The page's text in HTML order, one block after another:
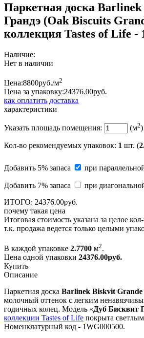
Паркетная доска
Грандэ (Oak Biscuits
коллекция Tastes of Life -
Наличие:
Нет в наличии
Цена:8800руб./м2
Цена за упаковку:24376.00руб.
как оплатить доставка
характеристики
Указать площадь помещения: (м2)
Кол-во рекомендуемых упаковок: 1 шт. (
Добавить 5% запаса при
Добавить 7% запаса
при
ИТОГО: 24376.00руб.
почему такая цена
Итоговая стоимость указана за целое
т.к. продажа ведется только целыми
В каждой упаковке 2.7700 м2.
Цена одной упаковки 24376.00руб.
Купить
Описание
Паркетная доска Barlinek Biskvit Grande
молочный оттенок с легким
годичных колец. Модель «Дуб Бисквит
коллекции Tastes of Life покрыта
Номенклатурный код - 1WG000500.